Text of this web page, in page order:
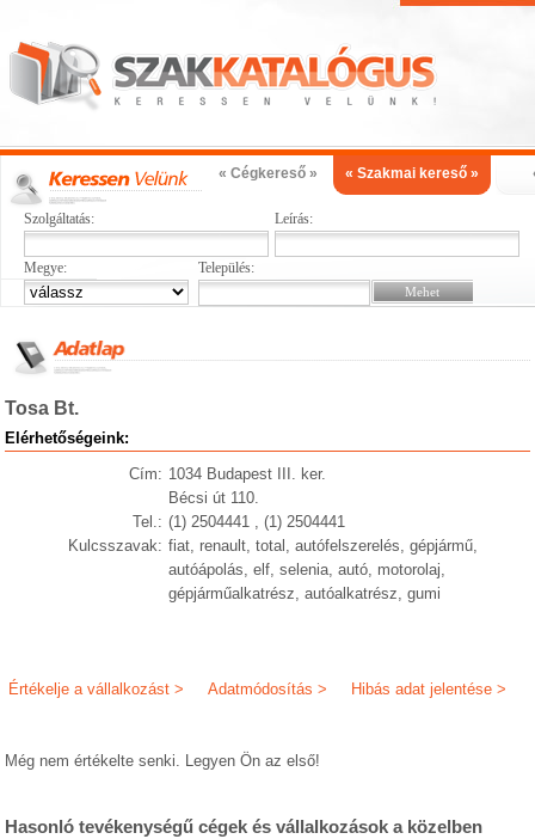
« Cégkereső » « Szakmai kereső »
Szolgáltatás: Leírás:
Megye: Település:
Tosa Bt.
Elérhetőségeink:
Cím: 1034 Budapest III. ker.
Bécsi út 110.
Tel.: (1) 2504441 , (1) 2504441
Kulcsszavak: fiat, renault, total, autófelszerelés, gépjármű,
autóápolás, elf, selenia, autó, motorolaj,
gépjárműalkatrész, autóalkatrész, gumi
Hibás adat jelentése >
Adatmódosítás >
Értékelje a vállalkozást >
Még nem értékelte senki. Legyen Ön az első!
Hasonló tevékenységű cégek és vállalkozások a közelben